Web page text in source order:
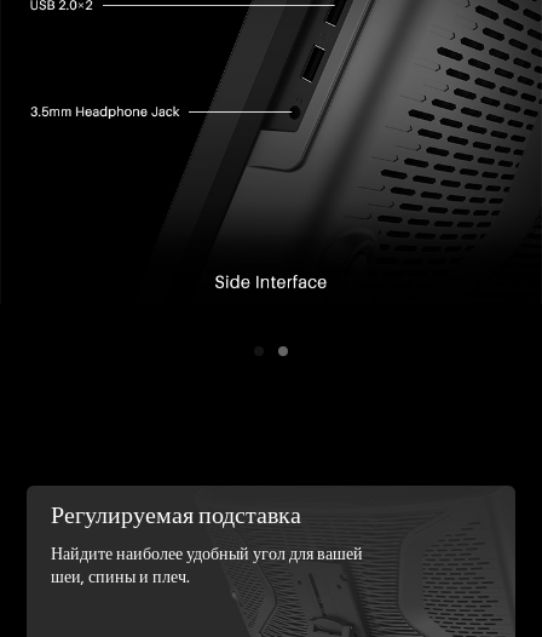
Регулируемая подставка
Найдите наиболее удобный угол для вашей
шеи, спины и плеч.